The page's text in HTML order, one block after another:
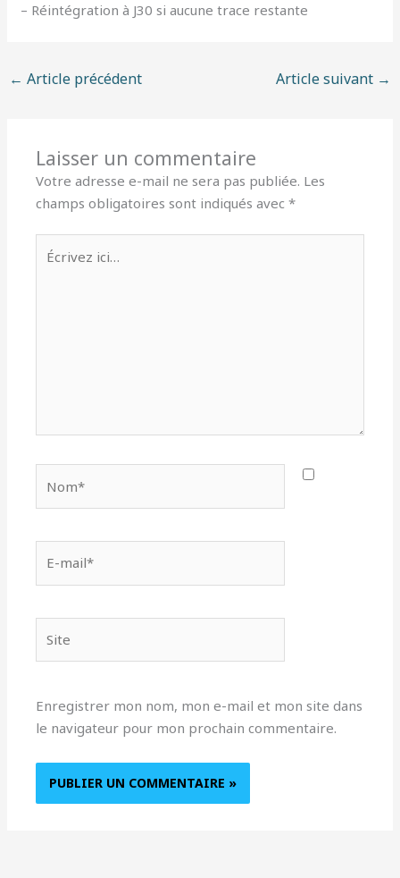
– Réintégration à J30 si aucune trace restante
← Article précédent Article suivant →
Laisser un commentaire
Votre adresse e-mail ne sera pas publiée. Les
champs obligatoires sont indiqués avec*
ici…
mail*
Enregistrer mon nom, mon e-mail et mon site dans
le navigateur pour mon prochain commentaire.